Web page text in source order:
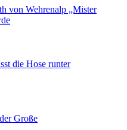
von Wehrenalp „Mister
die Hose runter
Große